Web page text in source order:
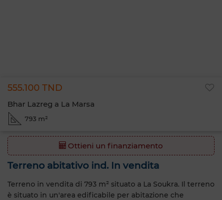
555.100 TND
Bhar Lazreg a La Marsa
793 m²
Ottieni un finanziamento
Terreno abitativo ind. In vendita
Terreno in vendita di 793 m² situato a La Soukra. Il terreno
è situato in un'area edificabile per abitazione che